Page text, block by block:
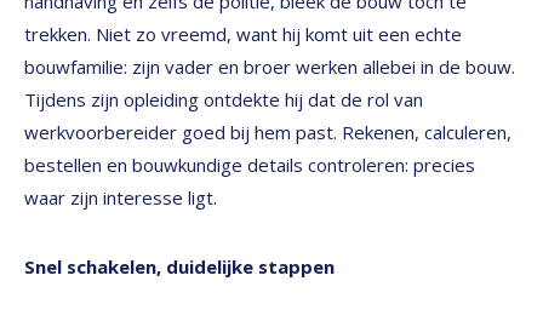
trekken. Niet zo vreemd, want hij komt uit een echte
bouwfamilie: zijn vader en broer werken allebei in de bouw.
Tijdens zijn opleiding ontdekte hij dat de rol van
werkvoorbereider goed bij hem past. Rekenen, calculeren,
bestellen en bouwkundige details controleren: precies
waar zijn interesse ligt.
Snel schakelen, duidelijke stappen